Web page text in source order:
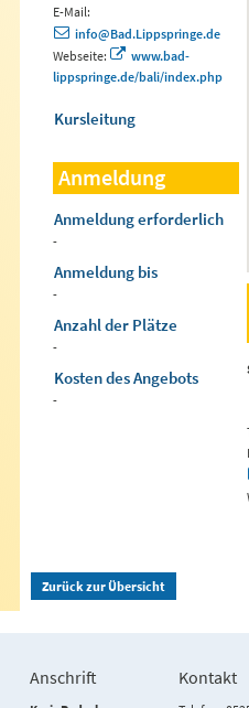
E-Mail:
info@Bad.Lippspringe.de
Webseite:
www.bad-
lippspringe.de/bali/index.php
Kursleitung
Anmeldung
Anmeldung erforderlich
-
Anmeldung bis
-
Anzahl der Plätze
-
Kosten des Angebots
-
Zurück zur Übersicht
Anschrift Kontakt